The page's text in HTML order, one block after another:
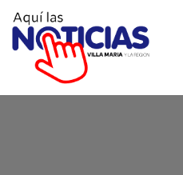
contenido